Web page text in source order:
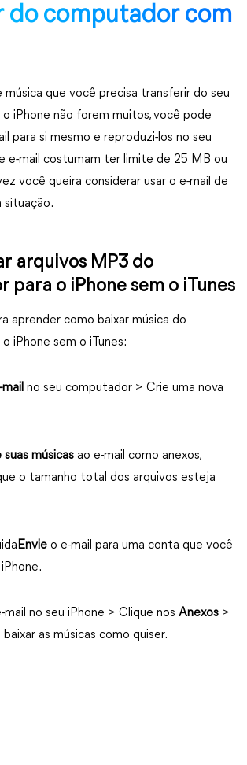
do computador com
música que você precisa transferir do seu
iPhone não forem muitos, você pode
para si mesmo e reproduzi-los no seu
e-mail costumam ter limite de 25 MB ou
você queira considerar usar o e-mail de
situação.
arquivos MP3 do
para o iPhone sem o iTunes
aprender como baixar música do
iPhone sem o iTunes:
mail no seu computador > Crie uma nova
músicas ao e-mail como anexos,
o tamanho total dos arquivos esteja
Envie o e-mail para uma conta que você
no seu iPhone > Clique nos Anexos >
as músicas como quiser.